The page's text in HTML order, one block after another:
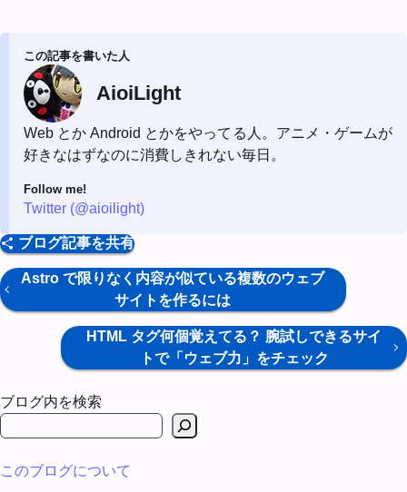
この記事を書いた人
AioiLight
Web とか Android とかをやってる人。アニメ・ゲームが
好きなはずなのに消費しきれない毎日。
Follow me!
Twitter (@aioilight)
ブログ記事を共有
Astro で限りなく内容が似ている複数のウェブ
サイトを作るには
HTML タグ何個覚えてる？ 腕試しできるサイ
トで「ウェブ力」をチェック
ブログ内を検索
このブログについて